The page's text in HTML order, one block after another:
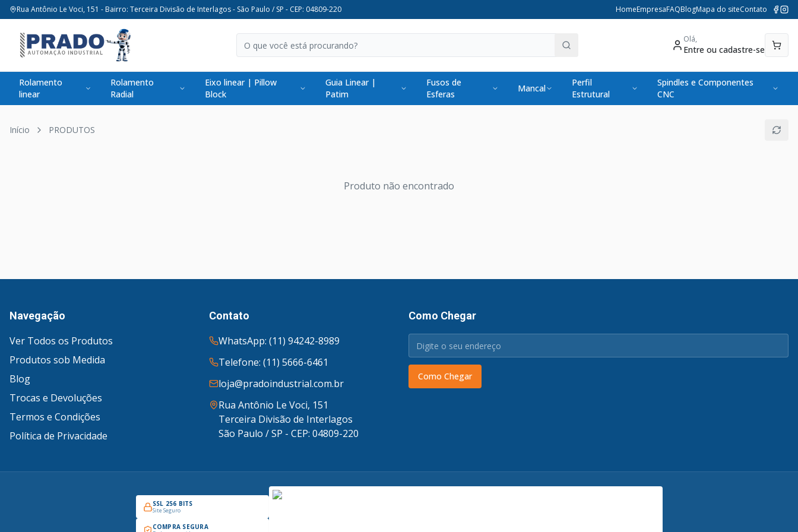
Rua Antônio Le Voci, 151 - Bairro: Terceira Divisão de Interlagos - São Paulo / SP - CEP: 04809-220 HomeEmpresaFAQBlogMapa do siteContato
Olá,
Entre ou cadastre-se
Rolamento
linear
Rolamento
Radial
Eixo linear | Pillow
Block
Guia Linear |
Patim
Fusos de
Esferas
Mancal
Perfil
Estrutural
Spindles e Componentes
CNC
Início PRODUTOS
Produto não encontrado
Navegação
Ver Todos os Produtos
Produtos sob Medida
Blog
Trocas e Devoluções
Termos e Condições
Política de Privacidade
Contato
WhatsApp: (11) 94242-8989
Telefone: (11) 5666-6461
loja@pradoindustrial.com.br
Rua Antônio Le Voci, 151
Terceira Divisão de Interlagos
São Paulo / SP - CEP: 04809-220
Como Chegar
Como Chegar
SSL 256 BITS
Site Seguro
COMPRA SEGURA